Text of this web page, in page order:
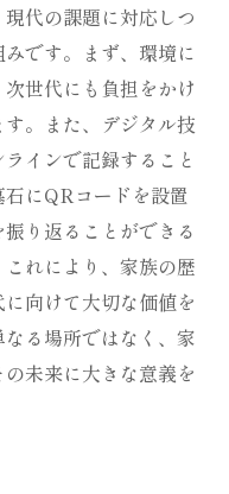
代の課題に対応しつ
です。まず、環境に
世代にも負担をかけ
。また、デジタル技
インで記録すること
にQRコードを設置
り返ることができる
れにより、家族の歴
向けて大切な価値を
る場所ではなく、家
未来に大きな意義を